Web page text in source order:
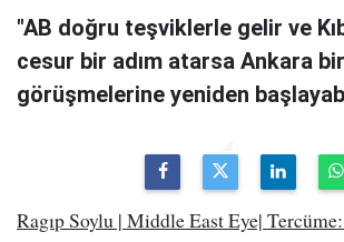
"AB doğru teşviklerle gelir ve
cesur bir adım atarsa Ankara
görüşmelerine yeniden
Ragıp Soylu | Middle East Eye|